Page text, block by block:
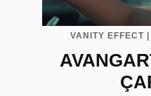
VANITY EFFECT